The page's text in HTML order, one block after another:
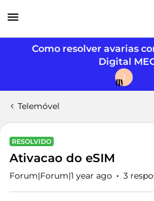
Como resolver avarias
Digital
J
Telemóvel
RESOLVIDO
Ativacao do eSIM
Forum|Forum|1 year ago 3